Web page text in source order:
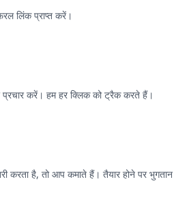
लिंक प्राप्त करें।
प्रचार करें। हम हर क्लिक को ट्रैक करते हैं।
करता है, तो आप कमाते हैं। तैयार होने पर